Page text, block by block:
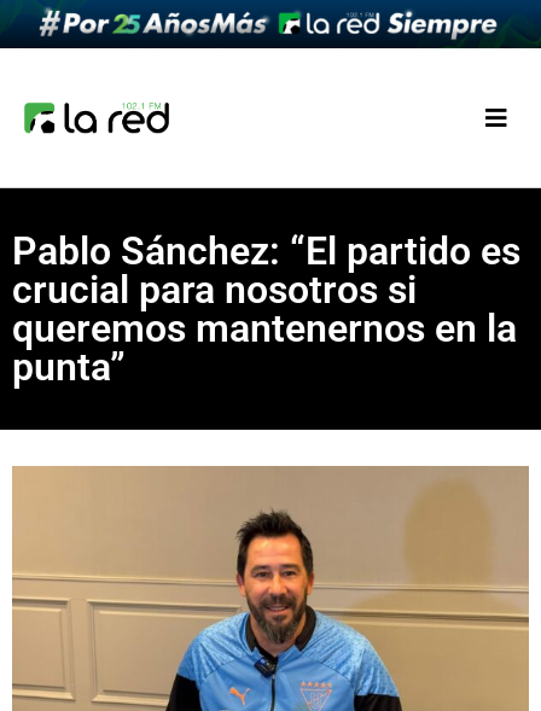
Pablo Sánchez: “El partido es
crucial para nosotros si
queremos mantenernos en la
punta”